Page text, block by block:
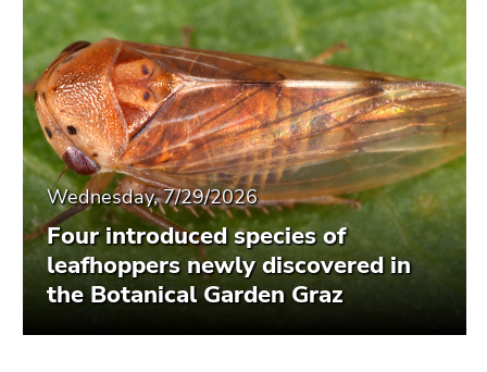
Wednesday, 7/29/2026
Four introduced species of
leafhoppers newly discovered in
the Botanical Garden Graz